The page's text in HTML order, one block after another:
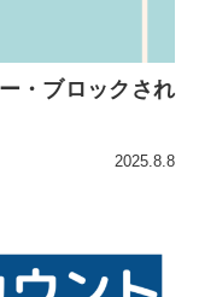
・ブロックされ
2025.8.8